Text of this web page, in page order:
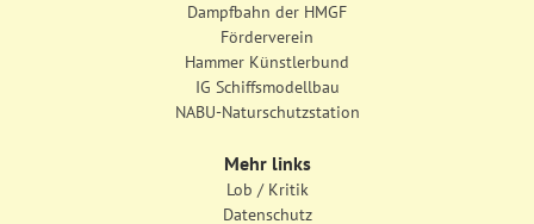
Dampfbahn der HMGF
Förderverein
Hammer Künstlerbund
IG Schiffsmodellbau
NABU-Naturschutzstation
Mehr links
Lob / Kritik
Datenschutz